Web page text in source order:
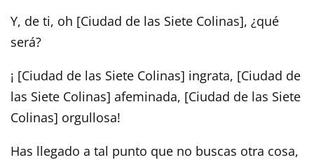
Y, de ti, oh [Ciudad de las Siete Colinas], ¿qué
será?
¡ [Ciudad de las Siete Colinas] ingrata, [Ciudad de
las Siete Colinas] afeminada, [Ciudad de las Siete
Colinas] orgullosa!
Has llegado a tal punto que no buscas otra cosa,